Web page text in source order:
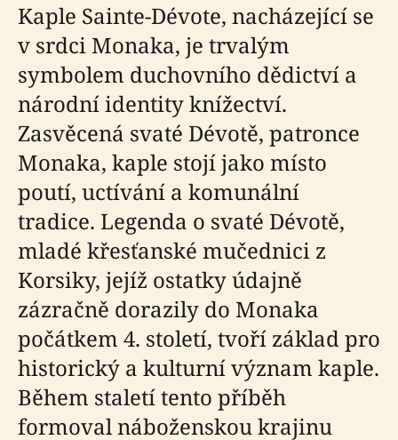
Kaple Sainte-Dévote, nacházející se
v srdci Monaka, je trvalým
symbolem duchovního dědictví a
národní identity knížectví.
Zasvěcená svaté Dévotě, patronce
Monaka, kaple stojí jako místo
poutí, uctívání a komunální
tradice. Legenda o svaté Dévotě,
mladé křesťanské mučednici z
Korsiky, jejíž ostatky údajně
zázračně dorazily do Monaka
počátkem 4. století, tvoří základ pro
historický a kulturní význam kaple.
Během staletí tento příběh
formoval náboženskou krajinu